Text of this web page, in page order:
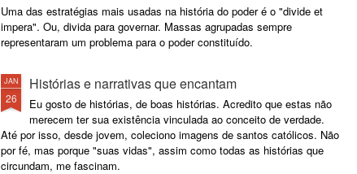
Uma das estratégias mais usadas na história do poder é o "divide et
impera". Ou, divida para governar. Massas agrupadas sempre
representaram um problema para o poder constituído.
JAN
26
Histórias e narrativas que encantam
Eu gosto de histórias, de boas histórias. Acredito que estas não
merecem ter sua existência vinculada ao conceito de verdade.
Até por isso, desde jovem, coleciono imagens de santos católicos. Não
por fé, mas porque "suas vidas", assim como todas as histórias que
circundam, me fascinam.